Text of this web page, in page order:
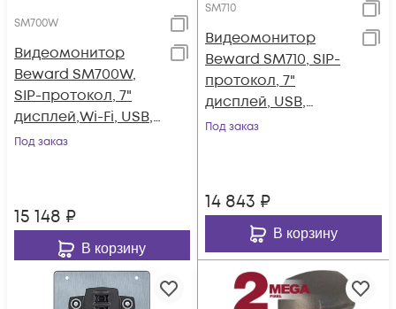
SM700W
Видеомонитор
Beward SM700W,
SIP-протокол, 7"
дисплей,Wi-Fi, USB,
12В(DC), ОС Linux
Под заказ
15 148 ₽
В корзину
SM710
Видеомонитор
Beward SM710, SIP-
протокол, 7"
дисплей, USB,
12В(DC), ОС Linux
Под заказ
14 843 ₽
В корзину